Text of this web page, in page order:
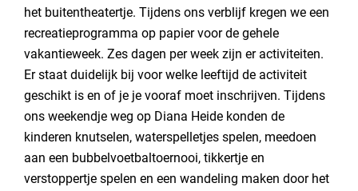
het buitentheatertje. Tijdens ons verblijf kregen we een
recreatieprogramma op papier voor de gehele
vakantieweek. Zes dagen per week zijn er activiteiten.
Er staat duidelijk bij voor welke leeftijd de activiteit
geschikt is en of je je vooraf moet inschrijven. Tijdens
ons weekendje weg op Diana Heide konden de
kinderen knutselen, waterspelletjes spelen, meedoen
aan een bubbelvoetbaltoernooi, tikkertje en
verstoppertje spelen en een wandeling maken door het